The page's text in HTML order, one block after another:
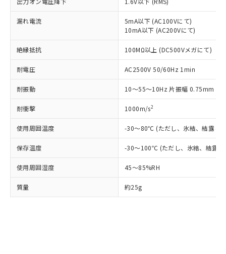
漏れ電流
5mA以下 (AC100Vにて)
10mA以下 (AC200Vにて)
絶縁抵抗 100MΩ以上 (DC500Vメガにて)
耐電圧 AC2500V 50/60Hz 1min
耐振動 10～55～10Hz 片振幅 0.75mm (
耐衝撃 1000m/s2
使用周囲温度 -30～80℃ (ただし、氷結、結露し
保存温度 -30～100℃ (ただし、氷結、結露し
使用周囲湿度 45～85%RH
質量 約25g
タに基づき作成されるものであり、閲
覧された時点での実際の在庫および標
準価格とは異なる場合があることをご
正式な納期状況および標準価格はお客
様のお取引先、またはお客様担当のオ
ムロン制御機器販売店・当社販売員に
オムロン制御機器販売店や当社販売拠
販売ネットワーク
」をご確認
在庫状況および標準価格結果を当社の
事前の承諾なく第三者に漏洩または開
示しないようお願いします。
マイパーツ機能（部品リスト作成サー
ビス）をご利用いただくには、I-Web
メンバーズにご登録されている必要が
お客様が当ウェブサイト上で当社にご
*EU RoHS指令（10物質）：
鉛(Pb) 1000ppm以下、 水銀(Hg) 1000ppm以下、 カド
ミウム(Cd) 100ppm以下、
六価クロム(Cr(Ⅵ)) 1000ppm以下、ポリ臭化ビフェニル
類(PBB) 1000ppm以下、ポリ臭化ジフェニルエーテル類
(PBDE) 1000ppm以下、フタル酸ビス(2-エチルヘキシ
ル) (DEHP)(別名：DOP) 1000ppm以下、フタル酸ブチ
ルベンジル（BBP） 1000ppm以下、フタル酸ジブチル
（DBP） 1000ppm以下、フタル酸ジイソブチル
但し、RoHS指令で産業用監視および制御機器に対する
※2 対応予定月
部品在庫の切り替え状況などにより、予定
月が前後することがあります。
*中国RoHS10物質の基準値 (GB/T26572)：
Pb(鉛) :1000ppm、 Hg(水銀) : 1000ppm、 Cd(カドミウ
Cr(Ⅵ)(六価クロム) : 1000ppm、 PBBs(ポリ臭化ビフェ
ル類) : 1000ppm、
DBP(フタル酸ジブチル) : 1000ppm、 DIBP(フタル酸ジ
イソブチル) : 1000ppm、 BBP(フタル酸ブチルベンジ
DEHP(フタル酸ビス(2-エチルヘキシル)) : 1000ppm
「ｅ」：有害物質（10物質）のすべてが基
「10」：通常の使用状況下において有害物
質が外部に漏えいし、環境に深刻な影響を
及ぼさない年数を意味します。
「－」：未確認です。当社販売部門へお問
い合わせください。
または国外への提供する場合は、日本
国政府の輸出許可(または役務取引許
可)を取得するなどの必要な手続きを
当社は規制貨物を破棄する場合は、完
全に破砕するなど、違法に輸出されな
いよう必要な手段を講じます。
当社は貴社製品を、核兵器、ミサイ
ル、化学兵器、生物兵器またはその他
武器並びにこれらの製造装置等に一切
当社は、貴社製品を第三者に販売する
場合は、上記1、2および3の内容を当
該第三者に通知します。また当社は、
販売先および販売に係わる関係者が違
法に輸出するおそれがある場合は、取
り引きをいたしません。
一定数以上の在庫あり
一定数には満たないが在庫あり
在庫なし(最新の在庫状況につ
いては、お客様のお取引先、ま
たはお客様担当のオムロン制御
機器販売店・当社販売員にご確
白
受注生産機種、また在庫状況の
情報を公開していない機種